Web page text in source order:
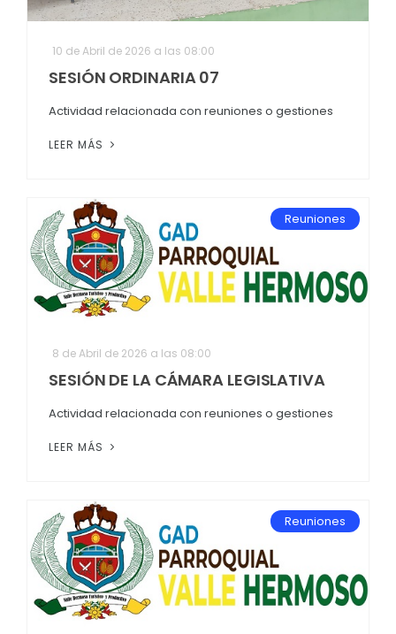
10 de Abril de 2026 a las 08:00
SESIÓN ORDINARIA 07
Actividad relacionada con reuniones o gestiones
LEER MÁS
Reuniones
8 de Abril de 2026 a las 08:00
SESIÓN DE LA CÁMARA LEGISLATIVA
Actividad relacionada con reuniones o gestiones
LEER MÁS
Reuniones